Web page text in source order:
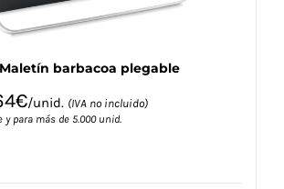
producto
Maletín barbacoa plegable
€/unid. (IVA no incluido)
y para más de 5.000 unid.